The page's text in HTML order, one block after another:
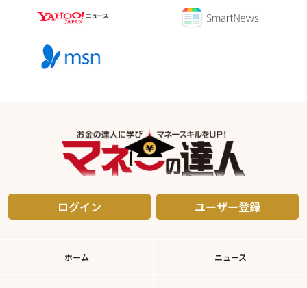
ログイン ユーザー登録
ホーム ニュース